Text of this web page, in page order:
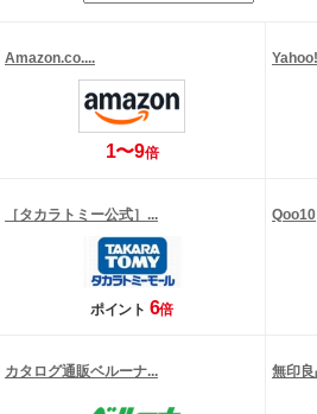
Amazon.co....
1〜9倍
［タカラトミー公式］...
ポイント 6倍
Qoo10
カタログ通販ベルーナ... 無印